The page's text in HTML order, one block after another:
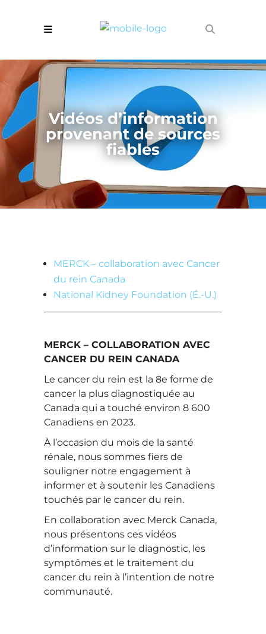
Vidéos d’information
provenant de sources
fiables
MERCK – collaboration avec Cancer
du rein Canada
National Kidney Foundation (É.-U.)
MERCK – COLLABORATION AVEC
CANCER DU REIN CANADA
Le cancer du rein est la 8e forme de
cancer la plus diagnostiquée au
Canada qui a touché environ 8 600
Canadiens en 2023.
À l’occasion du mois de la santé
rénale, nous sommes fiers de
souligner notre engagement à
informer et à soutenir les Canadiens
touchés par le cancer du rein.
En collaboration avec Merck Canada,
nous présentons ces vidéos
d’information sur le diagnostic, les
symptômes et le traitement du
cancer du rein à l’intention de notre
communauté.